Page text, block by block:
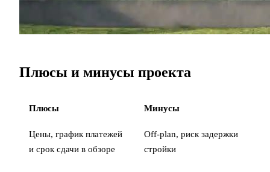
Плюсы и минусы проекта
Плюсы Минусы
Цены, график платежей
и срок сдачи в обзоре
Off-plan, риск задержки
стройки